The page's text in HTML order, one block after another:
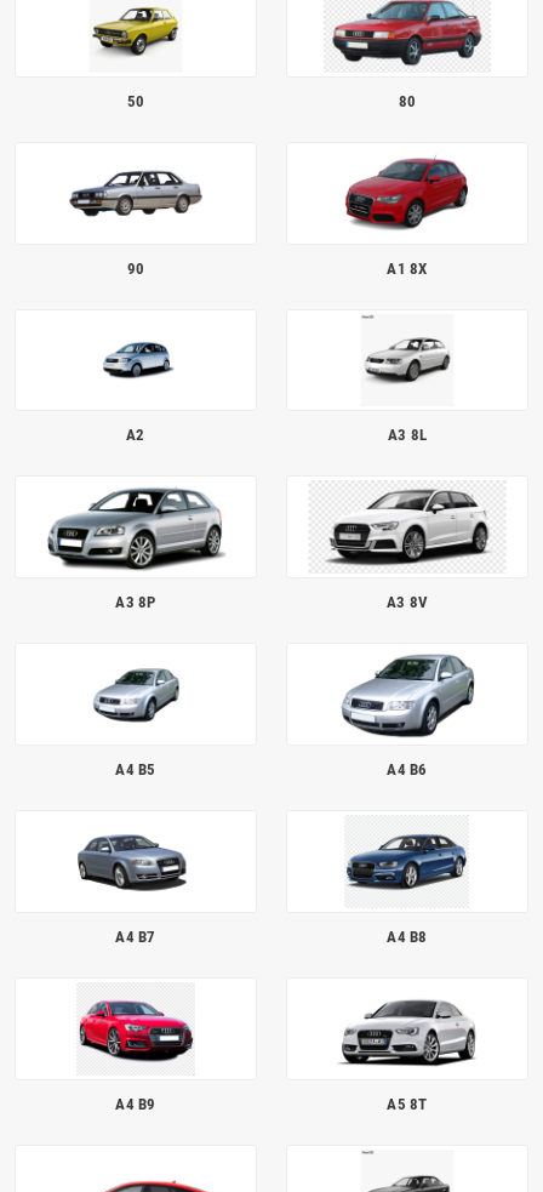
Homologué pour le contrôle technique
50 80
90 A1 8X
A2 A3 8L
A3 8P A3 8V
A4 B5 A4 B6
A4 B7 A4 B8
A4 B9 A5 8T